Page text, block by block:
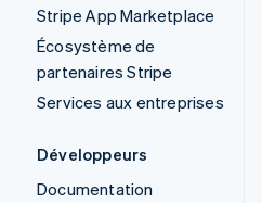
Stripe App Marketplace
Écosystème de
partenaires Stripe
Services aux entreprises
Développeurs
Documentation